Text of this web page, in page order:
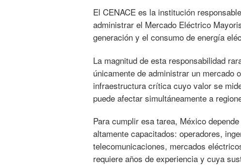
El CENACE es la institución
administrar el Mercado Eléctrico
generación y el consumo de energía
La magnitud de esta responsabilidad
únicamente de administrar un
infraestructura crítica cuyo valor se
puede afectar simultáneamente a
Para cumplir esa tarea, México
altamente capacitados: operadores,
telecomunicaciones, mercados
requiere años de experiencia y cuya